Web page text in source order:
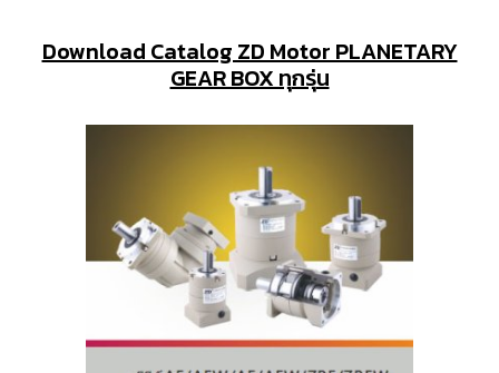
Download Catalog ZD Motor PLANETARY
GEAR BOX ทุกรุ่น